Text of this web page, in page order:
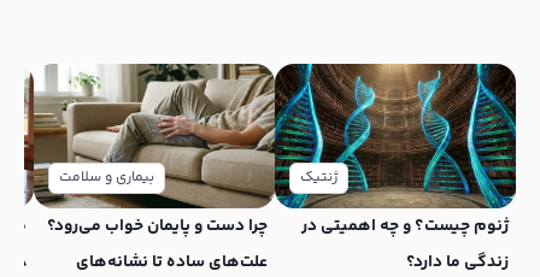
ژنتیک
ژنوم چیست؟ و چه اهمیتی در
زندگی ما دارد؟
بیماری و سلامت
چرا دست و پایمان خواب می‌رود؟
علت‌های ساده تا نشانه‌های
8 میوه برتر برای لاغری و سلامت